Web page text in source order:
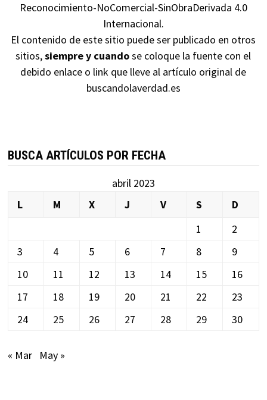
Reconocimiento-NoComercial-SinObraDerivada 4.0
Internacional.
El contenido de este sitio puede ser publicado en otros
sitios,siempre y cuandose coloque la fuente con el
debido enlace o link que lleve al artículo original de
buscandolaverdad.es
BUSCA ARTÍCULOS POR FECHA
abril 2023
L
M X J V S
D
1
2
3
4 5 6 7 8
9
10
11 12 13 14 15
16
17
18 19 20 21 22
23
24
25 26 27 28 29 30
« Mar May »